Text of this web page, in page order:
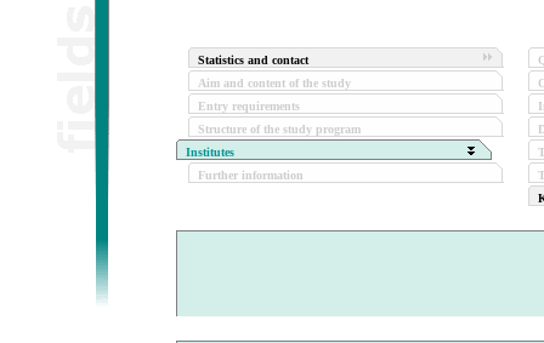
Statistics and contact
Aim and content of the study
Entry requirements
Structure of the study program
Institutes
Further information